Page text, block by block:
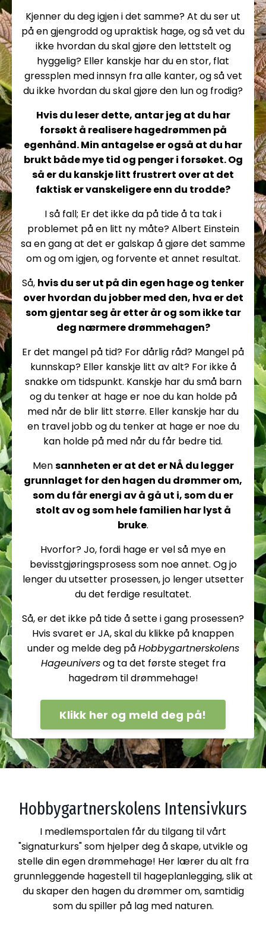
Kjenner du deg igjen i det samme? At du ser ut
på en gjengrodd og upraktisk hage, og så vet du
ikke hvordan du skal gjøre den lettstelt og
hyggelig? Eller kanskje har du en stor, flat
gressplen med innsyn fra alle kanter, og så vet
du ikke hvordan du skal gjøre den lun og frodig?
Hvis du leser dette, antar jeg at du har
forsøkt å realisere hagedrømmen på
egenhånd. Min antagelse er også at du har
brukt både mye tid og penger i forsøket. Og
så er du kanskje litt frustrert over at det
faktisk er vanskeligere enn du trodde?
I så fall; Er det ikke da på tide å ta tak i
problemet på en litt ny måte? Albert Einstein
sa en gang at det er galskap å gjøre det samme
om og om igjen, og forvente et annet resultat.
Så, hvis du ser ut på din egen hage og tenker
over hvordan du jobber med den, hva er det
som gjentar seg år etter år og som ikke tar
deg nærmere drømmehagen?
Er det mangel på tid? For dårlig råd? Mangel på
kunnskap? Eller kanskje litt av alt? For ikke å
snakke om tidspunkt. Kanskje har du små barn
og du tenker at hage er noe du kan holde på
med når de blir litt større. Eller kanskje har du
en travel jobb og du tenker at hage er noe du
kan holde på med når du får bedre tid.
Mensannheten er at det er NÅ du legger
grunnlaget for den hagen du drømmer om,
som du får energi av å gå ut i, som du er
stolt av og som hele familien har lyst å
bruke.
Hvorfor? Jo, fordi hage er vel så mye en
bevisstgjøringsprosess som noe annet. Og jo
lenger du utsetter prosessen, jo lenger utsetter
du det ferdige resultatet.
Så, er det ikke på tide å sette i gang prosessen?
Hvis svaret er JA, skal du klikke på knappen
under og melde deg påHobbygartnerskolens
Hageuniversog ta det første steget fra
hagedrøm til drømmehage!
Klikk her og meld deg på!
Hobbygartnerskolens Intensivkurs
I medlemsportalen får du tilgang til vårt
"signaturkurs" som hjelper deg å skape, utvikle og
stelle din egen drømmehage! Her lærer du alt fra
grunnleggende hagestell til hageplanlegging, slik at
du skaper den hagen du drømmer om, samtidig
som du spiller på lag med naturen.